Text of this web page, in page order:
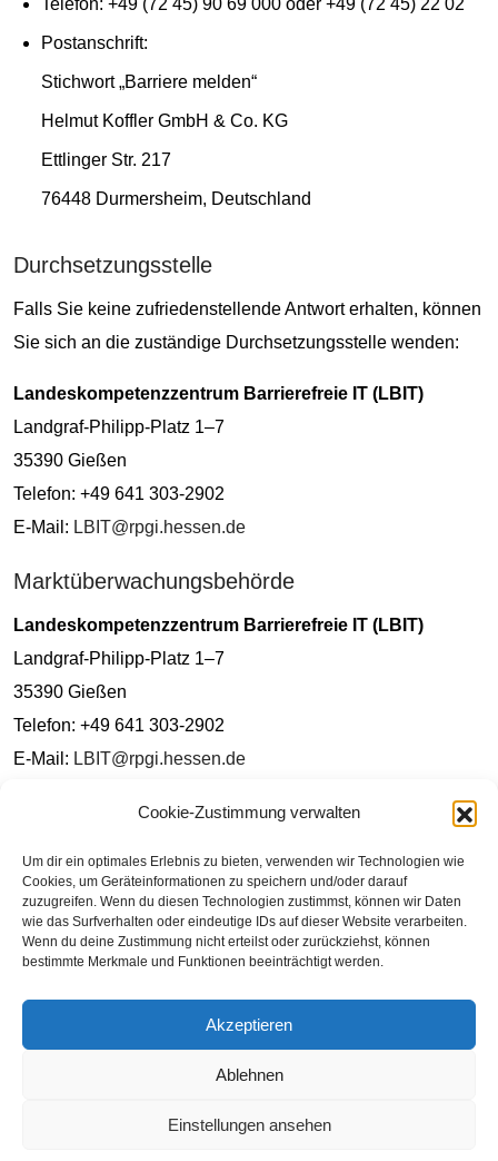
Cookie-Zustimmung verwalten
Um dir ein optimales Erlebnis zu bieten, verwenden wir Technologien wie
Cookies, um Geräteinformationen zu speichern und/oder darauf
zuzugreifen. Wenn du diesen Technologien zustimmst, können wir Daten
wie das Surfverhalten oder eindeutige IDs auf dieser Website verarbeiten.
Wenn du deine Zustimmung nicht erteilst oder zurückziehst, können
bestimmte Merkmale und Funktionen beeinträchtigt werden.
Akzeptieren
Ablehnen
Einstellungen ansehen
Telefon: +49 (72 45) 90 69 000 oder +49 (72 45) 22 02
Postanschrift:
Stichwort „Barriere melden“
Helmut Koffler GmbH & Co. KG
Ettlinger Str. 217
76448 Durmersheim, Deutschland
Durchsetzungsstelle
Falls Sie keine zufriedenstellende Antwort erhalten, können
Sie sich an die zuständige Durchsetzungsstelle wenden:
Landeskompetenzzentrum Barrierefreie IT (LBIT)
Landgraf-Philipp-Platz 1–7
35390 Gießen
Telefon: +49 641 303-2902
E-Mail: LBIT@rpgi.hessen.de
Marktüberwachungsbehörde
Landeskompetenzzentrum Barrierefreie IT (LBIT)
Landgraf-Philipp-Platz 1–7
35390 Gießen
Telefon: +49 641 303-2902
E-Mail: LBIT@rpgi.hessen.de
Erstellungsdatum
Diese Erklärung wurde am 29. Juni 2025 erstellt. Die
Überprüfung der Einhaltung der Anforderungen beruht auf
einer internen Bewertung.
Diese Erklärung wird regelmäßig aktualisiert. Für Hinweise
oder Fehler nutzen Sie bitte die oben genannten
Kontaktmöglichkeiten.